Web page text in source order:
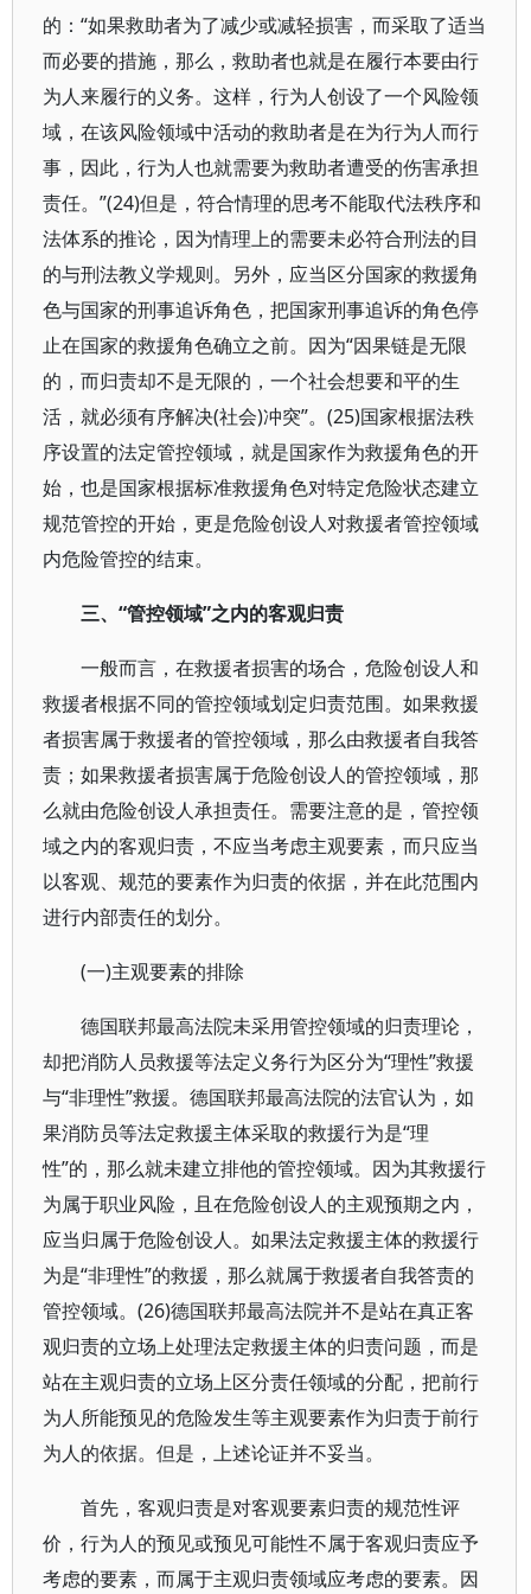
的：“如果救助者为了减少或减轻损害，而采取了适当
而必要的措施，那么，救助者也就是在履行本要由行
为人来履行的义务。这样，行为人创设了一个风险领
域，在该风险领域中活动的救助者是在为行为人而行
事，因此，行为人也就需要为救助者遭受的伤害承担
责任。”(24)但是，符合情理的思考不能取代法秩序和
法体系的推论，因为情理上的需要未必符合刑法的目
的与刑法教义学规则。另外，应当区分国家的救援角
色与国家的刑事追诉角色，把国家刑事追诉的角色停
止在国家的救援角色确立之前。因为“因果链是无限
的，而归责却不是无限的，一个社会想要和平的生
活，就必须有序解决(社会)冲突”。(25)国家根据法秩
序设置的法定管控领域，就是国家作为救援角色的开
始，也是国家根据标准救援角色对特定危险状态建立
规范管控的开始，更是危险创设人对救援者管控领域
内危险管控的结束。
三、“管控领域”之内的客观归责
一般而言，在救援者损害的场合，危险创设人和
救援者根据不同的管控领域划定归责范围。如果救援
者损害属于救援者的管控领域，那么由救援者自我答
责；如果救援者损害属于危险创设人的管控领域，那
么就由危险创设人承担责任。需要注意的是，管控领
域之内的客观归责，不应当考虑主观要素，而只应当
以客观、规范的要素作为归责的依据，并在此范围内
进行内部责任的划分。
(一)主观要素的排除
德国联邦最高法院未采用管控领域的归责理论，
却把消防人员救援等法定义务行为区分为“理性”救援
与“非理性”救援。德国联邦最高法院的法官认为，如
果消防员等法定救援主体采取的救援行为是“理
性”的，那么就未建立排他的管控领域。因为其救援行
为属于职业风险，且在危险创设人的主观预期之内，
应当归属于危险创设人。如果法定救援主体的救援行
为是“非理性”的救援，那么就属于救援者自我答责的
管控领域。(26)德国联邦最高法院并不是站在真正客
观归责的立场上处理法定救援主体的归责问题，而是
站在主观归责的立场上区分责任领域的分配，把前行
为人所能预见的危险发生等主观要素作为归责于前行
为人的依据。但是，上述论证并不妥当。
首先，客观归责是对客观要素归责的规范性评
价，行为人的预见或预见可能性不属于客观归责应予
考虑的要素，而属于主观归责领域应考虑的要素。因